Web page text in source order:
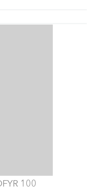
100